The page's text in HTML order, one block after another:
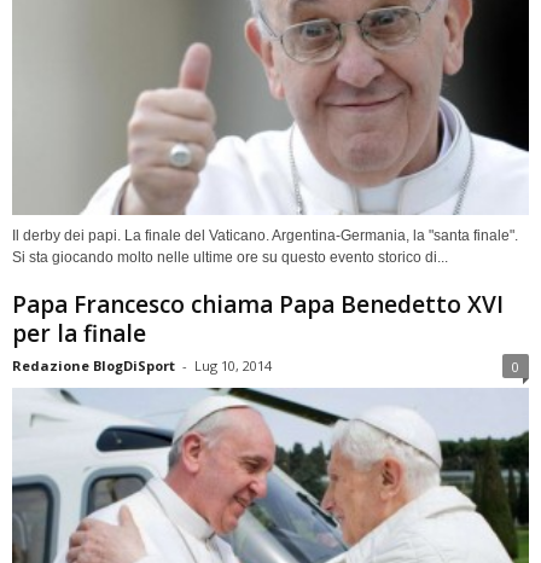
Il derby dei papi. La finale del Vaticano. Argentina-Germania, la "santa finale".
Si sta giocando molto nelle ultime ore su questo evento storico di...
Papa Francesco chiama Papa Benedetto XVI
per la finale
Redazione BlogDiSport - Lug 10, 2014 0